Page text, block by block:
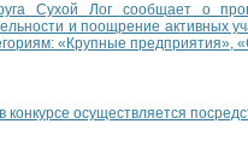
Сухой Лог сообщает о
и поощрение активных
«Крупные
конкурсе осуществляется